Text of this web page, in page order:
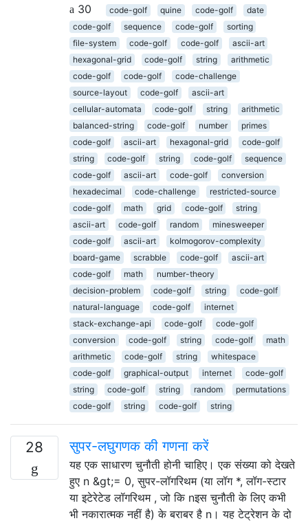
30
code-golf quine code-golf
date
code-golf
sequence code-golf
sorting
file-system
code-golf code-golf
ascii-art
hexagonal-grid
code-golf string
arithmetic
code-golf
code-golf
code-challenge
source-layout
code-golf
ascii-art
cellular-automata
code-golf string
arithmetic
balanced-string
code-golf number
primes
code-golf
ascii-art hexagonal-grid
code-golf
string
code-golf string code-golf
sequence
code-golf
ascii-art code-golf
conversion
hexadecimal
code-challenge
restricted-source
code-golf
math grid code-golf
string
ascii-art
code-golf random
minesweeper
code-golf
ascii-art
kolmogorov-complexity
board-game
scrabble code-golf
ascii-art
code-golf
math
number-theory
decision-problem
code-golf string
code-golf
natural-language
code-golf
internet
stack-exchange-api
code-golf
code-golf
conversion
code-golf string code-golf
math
arithmetic
code-golf string
whitespace
code-golf
graphical-output internet
code-golf
string
code-golf string random
permutations
code-golf
string code-golf string
28 सुपर-लघुगणक की गणना करें
यह एक साधारण चुनौती होनी चाहिए। एक संख्या को देखते
हुए n &gt;= 0, सुपर-लॉगरिथम (या लॉग *, लॉग-स्टार
या इटेरेटेड लॉगरिथम , जो कि nइस चुनौती के लिए कभी
भी नकारात्मक नहीं है) के बराबर है n। यह टेट्रेशन के दो